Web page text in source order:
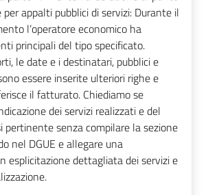
per appalti pubblici di servizi: Durante il
l’operatore economico ha
principali del tipo specificato.
le date e i destinatari, pubblici e
essere inserite ulteriori righe e
il fatturato. Chiediamo se
dei servizi realizzati e del
senza compilare la sezione
nel DGUE e allegare una
esplicitazione dettagliata dei servizi e